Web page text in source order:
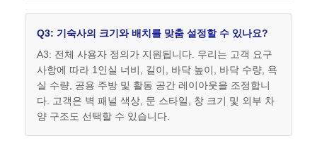
Q3: 기숙사의 크기와 배치를 맞춤 설정할 수 있나요?
A3: 전체 사용자 정의가 지원됩니다. 우리는 고객 요구
사항에 따라 1인실 너비, 길이, 바닥 높이, 바닥 수량, 욕
실 수량, 공용 주방 및 활동 공간 레이아웃을 조정합니
다. 고객은 벽 패널 색상, 문 스타일, 창 크기 및 외부 차
양 구조도 선택할 수 있습니다.